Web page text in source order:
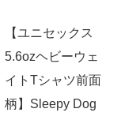
【ユニセックス
5.6ozヘビーウェ
イトTシャツ前面
柄】Sleepy Dog